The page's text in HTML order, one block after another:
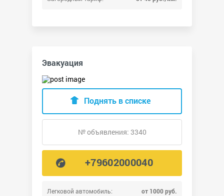
Эвакуация
Легковой автомобиль: от 1000 руб.
Поднять в списке
№ объявления: 3340
+79602000040